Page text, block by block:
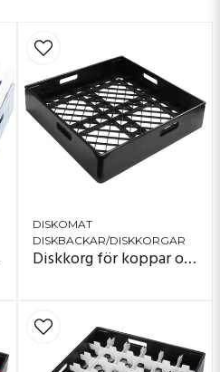
DISKOMAT
DISKBACKAR/DISKKORGAR
Diskkorg för koppar och glas